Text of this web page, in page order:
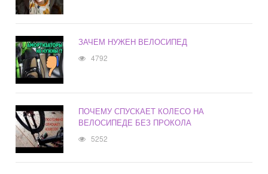
ЗАЧЕМ НУЖЕН ВЕЛОСИПЕД
4792
ПОЧЕМУ СПУСКАЕТ КОЛЕСО НА
ВЕЛОСИПЕДЕ БЕЗ ПРОКОЛА
5252